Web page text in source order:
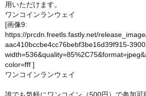
用いただけます。
ワンコインランウェイ
[画像9:
https://prcdn.freetls.fastly.net/
aac410bccbe4cc76bebf3be16d39f915-
color=fff ]
ワンコインランウェイ